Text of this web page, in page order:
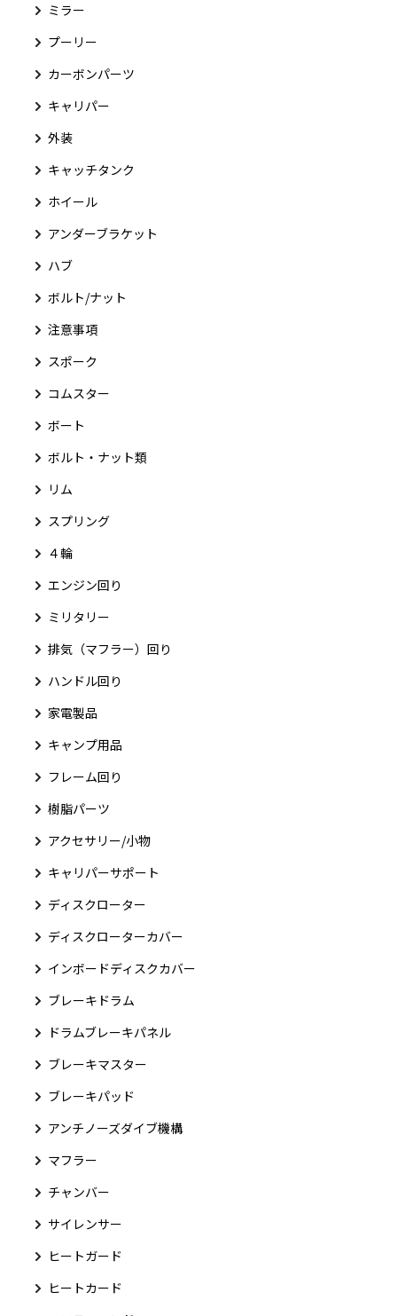
ミラー
プーリー
カーボンパーツ
キャリパー
外装
キャッチタンク
ホイール
アンダーブラケット
ハブ
ボルト/ナット
注意事項
スポーク
コムスター
ボート
ボルト・ナット類
リム
スプリング
４輪
エンジン回り
ミリタリー
排気（マフラー）回り
ハンドル回り
家電製品
キャンプ用品
フレーム回り
樹脂パーツ
アクセサリー/小物
キャリパーサポート
ディスクローター
ディスクローターカバー
インボードディスクカバー
ブレーキドラム
ドラムブレーキパネル
ブレーキマスター
ブレーキパッド
アンチノーズダイブ機構
マフラー
チャンバー
サイレンサー
ヒートガード
ヒートカード